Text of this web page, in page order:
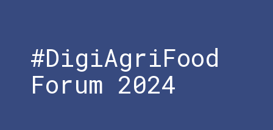
#DigiAgriFood
Forum 2024